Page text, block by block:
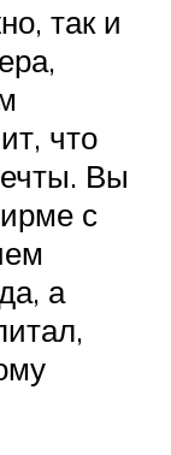
так и
что
Вы
с
а